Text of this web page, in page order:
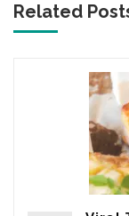
Related